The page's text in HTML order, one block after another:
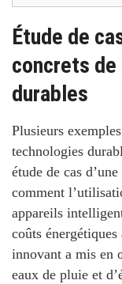
Étude de
concrets
durables
Plusieurs
technologies
étude de cas
comment
appareils
coûts
innovant a mis en
eaux de pluie et